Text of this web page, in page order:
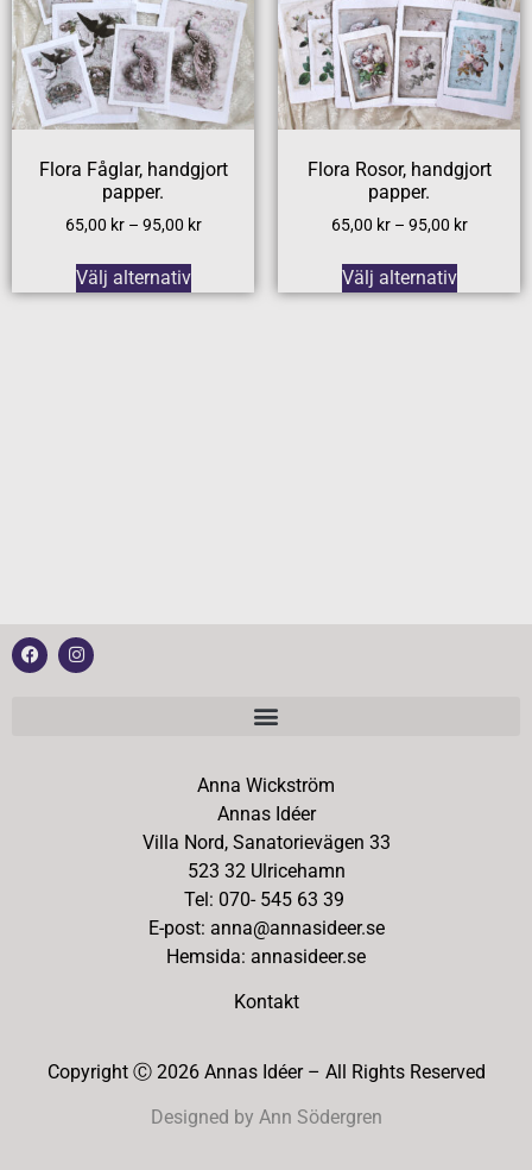
Flora Fåglar, handgjort
papper.
65,00 kr – 95,00 kr
Välj alternativ
Flora Rosor, handgjort
papper.
65,00 kr – 95,00 kr
Välj alternativ
Anna Wickström
Annas Idéer
Villa Nord, Sanatorievägen 33
523 32 Ulricehamn
Tel: 070- 545 63 39
E-post: anna@annasideer.se
Hemsida: annasideer.se
Kontakt
Copyright Ⓒ 2026 Annas Idéer – All Rights Reserved
Designed by Ann Södergren